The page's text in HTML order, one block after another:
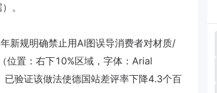
。
新规明确禁止用AI图误导消费者对材质/
位置：右下10%区域，字体：Arial
验证该做法使德国站差评率下降4.3个百